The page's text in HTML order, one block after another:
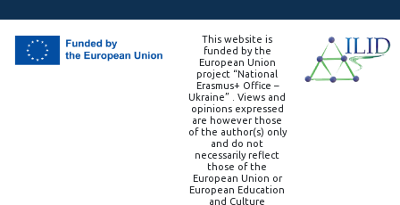
This website is
funded by the
European Union
project “National
Erasmus+ Office –
Ukraine” . Views and
opinions expressed
are however those
of the author(s) only
and do not
necessarily reflect
those of the
European Union or
European Education
and Culture